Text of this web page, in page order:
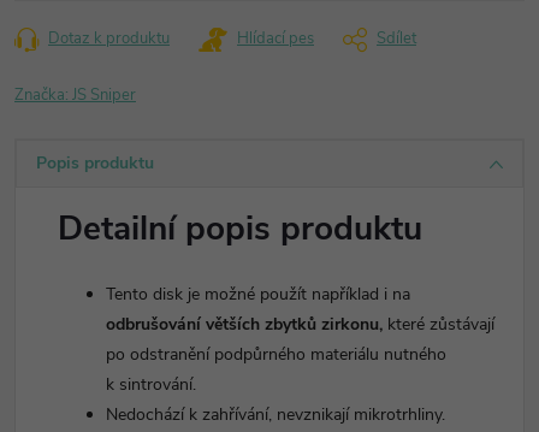
Dotaz k produktu Hlídací pes Sdílet
Značka: JS Sniper
Popis produktu
Detailní popis produktu
Tento disk je možné použít například i na
odbrušování větších zbytků zirkonu, které zůstávají
po odstranění podpůrného materiálu nutného
k sintrování.
Nedochází k zahřívání, nevznikají mikrotrhliny.